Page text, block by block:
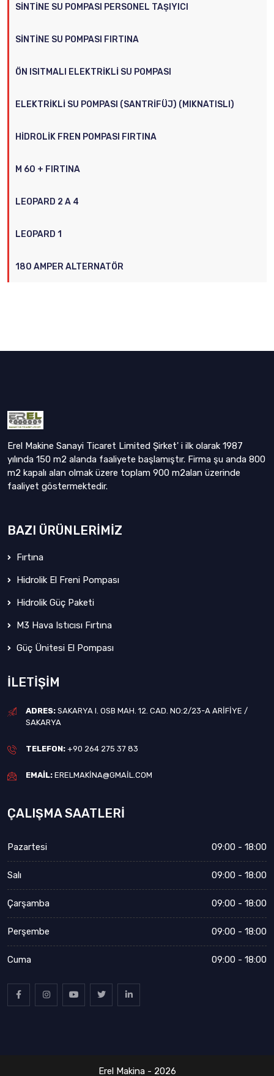
SINTINE SU POMPASI PERSONEL TAŞIYICI
SINTINE SU POMPASI FIRTINA
ÖN ISITMALI ELEKTRIKLI SU POMPASI
ELEKTRIKLI SU POMPASI (SANTRIFÜJ) (MIKNATISLI)
HIDROLIK FREN POMPASI FIRTINA
M 60 + FIRTINA
LEOPARD 2 A 4
LEOPARD 1
180 AMPER ALTERNATÖR
Erel Makine Sanayi Ticaret Limited Şirket' i ilk olarak 1987
yılında 150 m2 alanda faaliyete başlamıştır. Firma şu anda 800
m2 kapalı alan olmak üzere toplam 900 m2alan üzerinde
faaliyet göstermektedir.
BAZI ÜRÜNLERIMIZ
Fırtına
Hidrolik El Freni Pompası
Hidrolik Güç Paketi
M3 Hava Istıcısı Fırtına
Güç Ünitesi El Pompası
İLETIŞIM
ADRES: SAKARYA I. OSB MAH. 12. CAD. NO:2/23-A ARIFIYE /
SAKARYA
TELEFON: +90 264 275 37 83
EMAIL: ERELMAKINA@GMAIL.COM
ÇALIŞMA SAATLERI
Pazartesi 09:00 - 18:00
Salı 09:00 - 18:00
Çarşamba 09:00 - 18:00
Perşembe 09:00 - 18:00
Cuma 09:00 - 18:00
Erel Makina - 2026